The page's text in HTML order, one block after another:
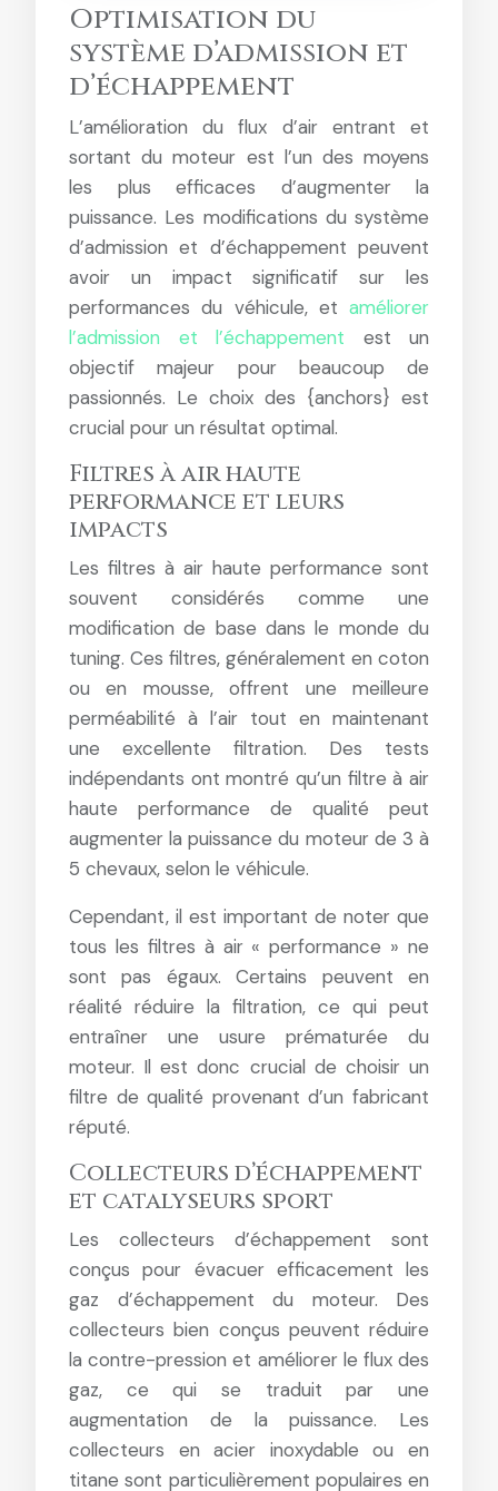
Optimisation du
système d’admission et
d’échappement
L’amélioration du flux d’air entrant et
sortant du moteur est l’un des moyens
les plus efficaces d’augmenter la
puissance. Les modifications du système
d’admission et d’échappement peuvent
avoir un impact significatif sur les
performances du véhicule, et améliorer
l’admission et l’échappement est un
objectif majeur pour beaucoup de
passionnés. Le choix des {anchors} est
crucial pour un résultat optimal.
Filtres à air haute
performance et leurs
impacts
Les filtres à air haute performance sont
souvent considérés comme une
modification de base dans le monde du
tuning. Ces filtres, généralement en coton
ou en mousse, offrent une meilleure
perméabilité à l’air tout en maintenant
une excellente filtration. Des tests
indépendants ont montré qu’un filtre à air
haute performance de qualité peut
augmenter la puissance du moteur de 3 à
5 chevaux, selon le véhicule.
Cependant, il est important de noter que
tous les filtres à air « performance » ne
sont pas égaux. Certains peuvent en
réalité réduire la filtration, ce qui peut
entraîner une usure prématurée du
moteur. Il est donc crucial de choisir un
filtre de qualité provenant d’un fabricant
réputé.
Collecteurs d’échappement
et catalyseurs sport
Les collecteurs d’échappement sont
conçus pour évacuer efficacement les
gaz d’échappement du moteur. Des
collecteurs bien conçus peuvent réduire
la contre-pression et améliorer le flux des
gaz, ce qui se traduit par une
augmentation de la puissance. Les
collecteurs en acier inoxydable ou en
titane sont particulièrement populaires en